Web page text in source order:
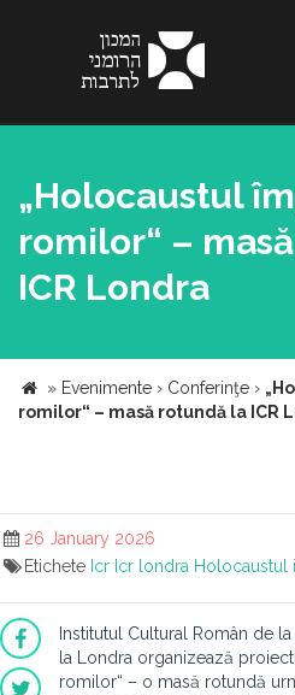
„Holocaustul
romilor“ –
ICR Londra
» Evenimente › Conferinţe ›
romilor“ – masă rotundă la ICR
26 January 2026
Etichete Icr Icr londra Holocaustul
Institutul Cultural Român de
la Londra organizează
romilor“ – o masă rotundă